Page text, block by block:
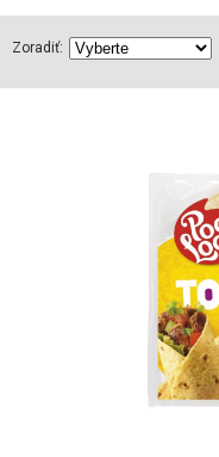
Zoradiť: